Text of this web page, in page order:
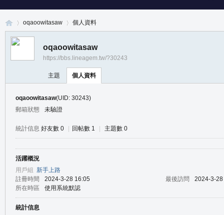
oqaoowitasaw 個人資料
oqaoowitasaw
https://bbs.lineagem.tw/?30243
主題 個人資料
oqaoowitasaw(UID: 30243)
郵箱狀態
未驗證
統計信息 好友數 0 回帖數 1 主題數 0
活躍概況
用戶組 新手上路
註冊時間
2024-3-28 16:05 最後訪問
2024-3-
所在時區
使用系統默認
統計信息